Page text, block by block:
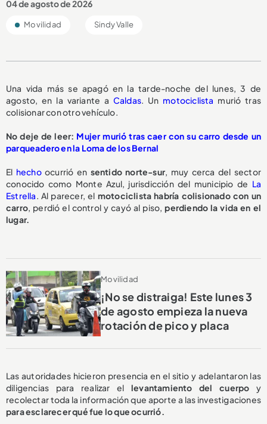
04 de agosto de 2026
Movilidad Sindy Valle
Una vida más se apagó en la tarde-noche del lunes, 3 de
agosto, en la variante a Caldas. Un motociclista murió tras
colisionar con otro vehículo.
No deje de leer: Mujer murió tras caer con su carro desde un
parqueadero en la Loma de los Bernal
El hechoocurrió en sentido norte-sur, muy cerca del sector
conocido como Monte Azul, jurisdicción del municipio de La
Estrella. Al parecer, el motociclista habría colisionado con un
carro, perdió el control y cayó al piso,perdiendo la vida en el
lugar.
Movilidad
¡No se distraiga! Este lunes 3
de agosto empieza la nueva
rotación de pico y placa
Las autoridades hicieron presencia en el sitio y adelantaron las
diligencias para realizar el levantamiento del cuerpo y
recolectar toda la información que aporte a las investigaciones
para esclarecer qué fue lo que ocurrió.